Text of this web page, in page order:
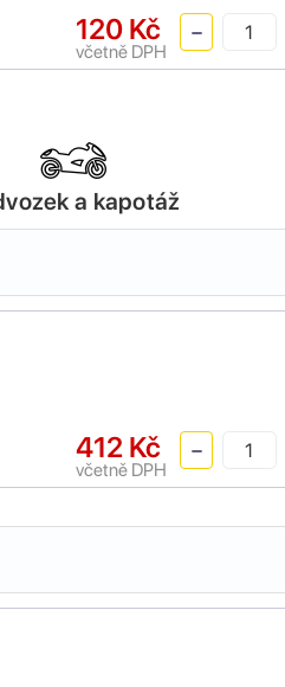
120 Kč
včetně DPH
a kapotáž
412 Kč
včetně DPH